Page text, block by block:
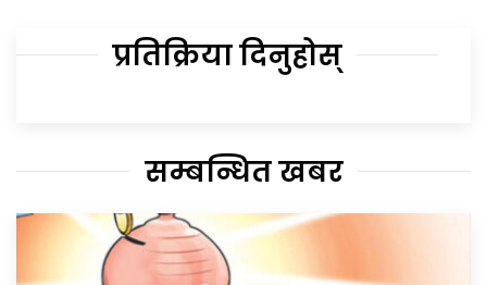
प्रतिक्रिया दिनुहोस्
सम्बन्धित खबर